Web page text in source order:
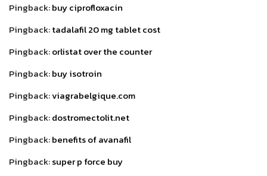
Pingback:buy ciprofloxacin
Pingback:tadalafil 20 mg tablet cost
Pingback:orlistat over the counter
Pingback:buy isotroin
Pingback:viagrabelgique.com
Pingback:dostromectolit.net
Pingback:benefits of avanafil
Pingback:super p force buy